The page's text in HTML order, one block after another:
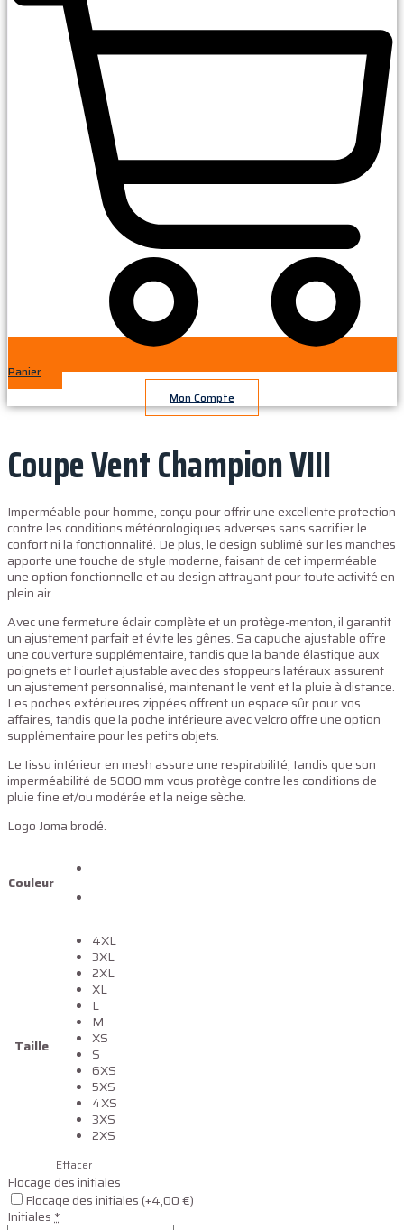
Panier
Mon Compte
Coupe Vent Champion VIII
Imperméable pour homme, conçu pour offrir une excellente protection
contre les conditions météorologiques adverses sans sacrifier le
confort ni la fonctionnalité. De plus, le design sublimé sur les manches
apporte une touche de style moderne, faisant de cet imperméable
une option fonctionnelle et au design attrayant pour toute activité en
plein air.
Avec une fermeture éclair complète et un protège-menton, il garantit
un ajustement parfait et évite les gênes. Sa capuche ajustable offre
une couverture supplémentaire, tandis que la bande élastique aux
poignets et l’ourlet ajustable avec des stoppeurs latéraux assurent
un ajustement personnalisé, maintenant le vent et la pluie à distance.
Les poches extérieures zippées offrent un espace sûr pour vos
affaires, tandis que la poche intérieure avec velcro offre une option
supplémentaire pour les petits objets.
Le tissu intérieur en mesh assure une respirabilité, tandis que son
imperméabilité de 5000 mm vous protège contre les conditions de
pluie fine et/ou modérée et la neige sèche.
Logo Joma brodé.
Couleur
Taille
4XL
3XL
2XL
XL
L
M
XS
S
6XS
5XS
4XS
3XS
2XS
Effacer
Flocage des initiales
Flocage des initiales(+4,00 €)
Initiales*